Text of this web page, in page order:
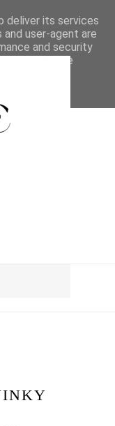
deliver its services
user-agent are
and security
usage